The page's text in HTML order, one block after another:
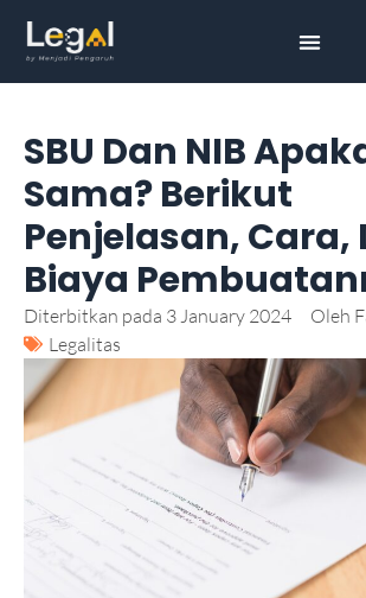
SBU Dan NIB
Sama? Berikut
Penjelasan, Cara,
Biaya
Diterbitkan pada 3 January 2024 Oleh
Legalitas